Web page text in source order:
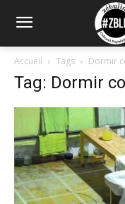
Accueil Tags Dormir
Tag: Dormir